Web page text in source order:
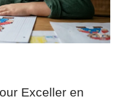
Exceller en